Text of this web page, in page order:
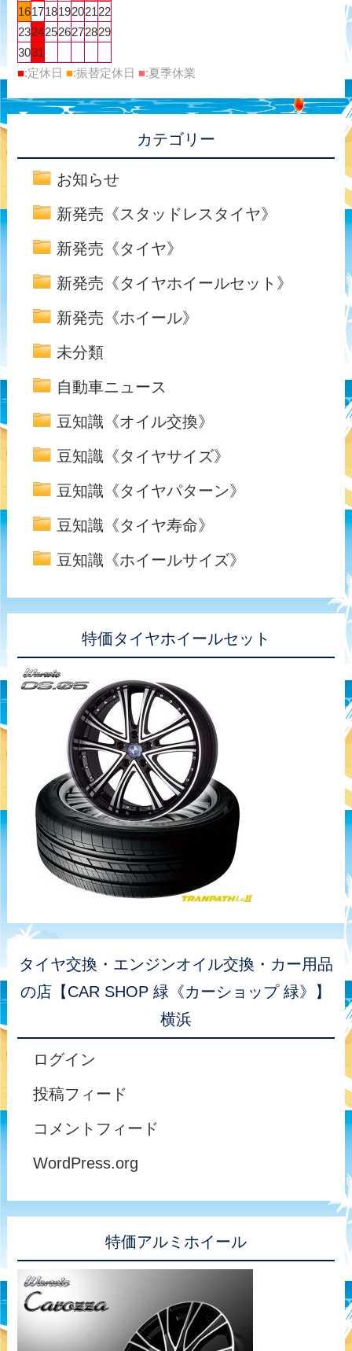
16171819202122
23242526272829
3031
■:定休日 ■:振替定休日 ■:夏季休業
カテゴリー
お知らせ
新発売《スタッドレスタイヤ》
新発売《タイヤ》
新発売《タイヤホイールセット》
新発売《ホイール》
未分類
自動車ニュース
豆知識《オイル交換》
豆知識《タイヤサイズ》
豆知識《タイヤパターン》
豆知識《タイヤ寿命》
豆知識《ホイールサイズ》
特価タイヤホイールセット
タイヤ交換・エンジンオイル交換・カー用品
の店【CAR SHOP 緑《カーショップ 緑》】
横浜
ログイン
投稿フィード
コメントフィード
WordPress.org
特価アルミホイール